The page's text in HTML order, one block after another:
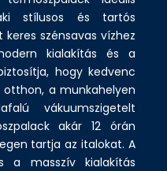
stílusos és tartós
szénsavas vízhez
kialakítás és a
hogy kedvenc
a munkahelyen
vákuumszigetelt
akár 12 órán
tartja az italokat. A
a masszív kialakítás